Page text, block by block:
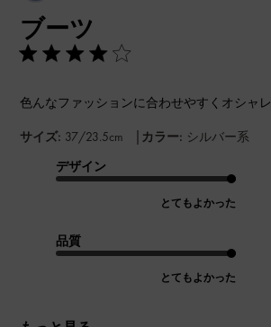
ブーツ
色んなファッションに合わせやすくオシャレ
サイズ: 37/23.5cm | カラー: シルバー系
デザイン
とてもよかった
品質
とてもよかった